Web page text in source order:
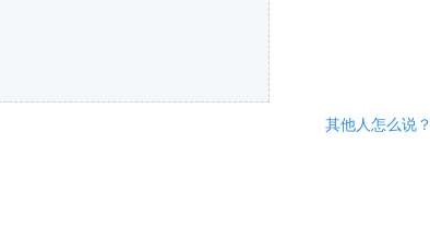
其他人怎么说？